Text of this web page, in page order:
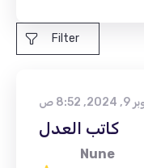
Filter
8:52 ص
كاتب العدل
Nune